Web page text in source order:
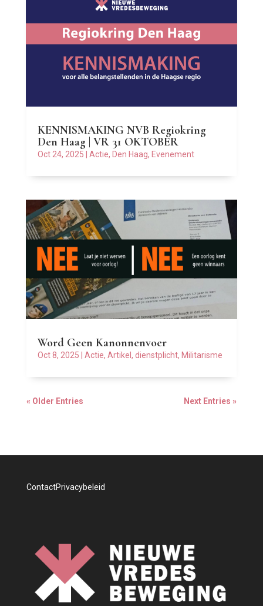
KENNISMAKING NVB Regiokring
Den Haag | VR 31 OKTOBER
Oct 24, 2025 Actie, Den Haag, Evenement
Word Geen Kanonnenvoer
Oct 8, 2025 Actie, Artikel , dienstplicht, Militarisme
« Older Entries Next Entries »
ContactPrivacybeleid